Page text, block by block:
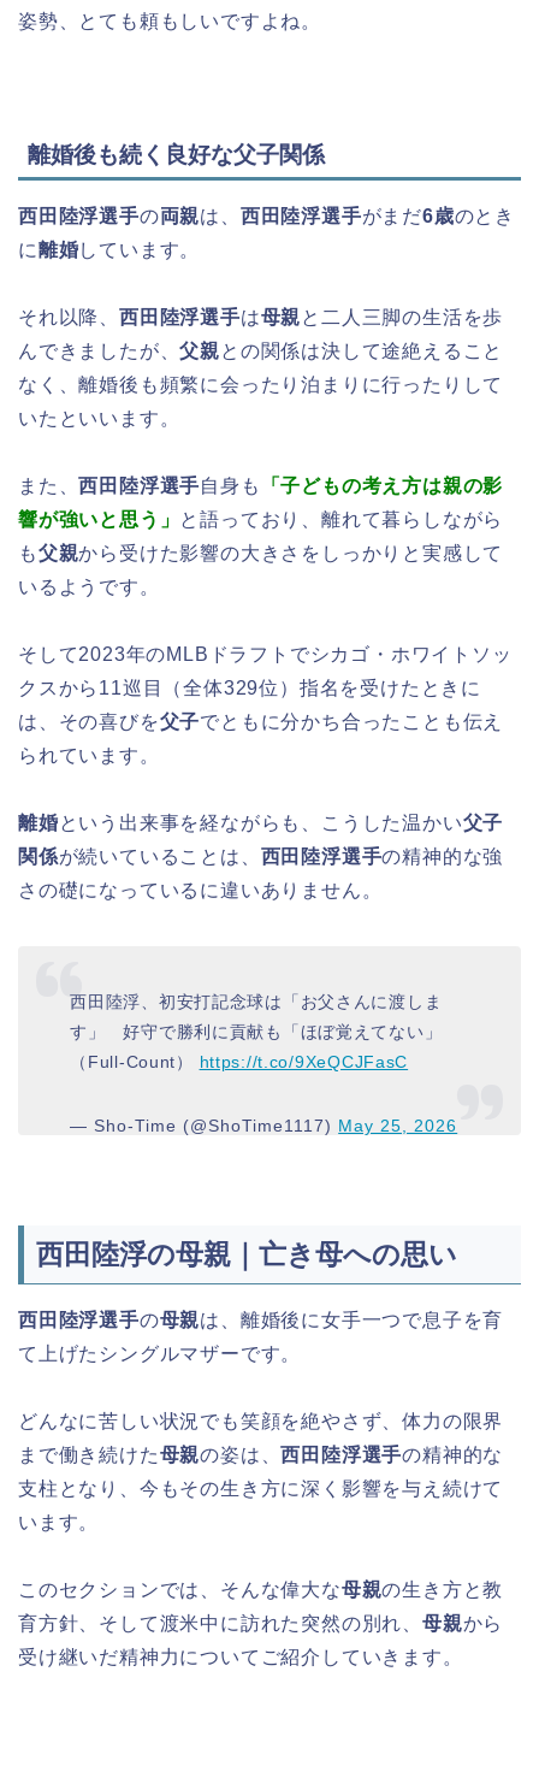
姿勢、とても頼もしいですよね。
離婚後も続く良好な父子関係
西田陸浮選手の両親は、 西田陸浮選手がまだ6歳のとき
に離婚しています。
それ以降、 西田陸浮選手は母親と二人三脚の生活を歩
んできましたが、父親との関係は決して途絶えること
なく、離婚後も頻繁に会ったり泊まりに行ったりして
いたといいます。
また、西田陸浮選手自身も
「子どもの考え方は親の影
響が強いと思う」 と語っており、離れて暮らしながら
も父親から受けた影響の大きさをしっかりと実感して
いるようです。
そして2023年のMLBドラフトでシカゴ・ホワイトソッ
クスから11巡目（全体329位）指名を受けたときに
は、その喜びを父子でともに分かち合ったことも伝え
られています。
離婚という出来事を経ながらも、こうした温かい父子
関係が続いていることは、 西田陸浮選手の精神的な強
さの礎になっているに違いありません。
西田陸浮、初安打記念球は「お父さんに渡しま
す」 好守で勝利に貢献も「ほぼ覚えてない」
（Full-Count） https://t.co/9XeQCJFasC
— Sho-Time (@ShoTime1117) May 25, 2026
西田陸浮の母親｜亡き母への思い
西田陸浮選手の母親は、離婚後に女手一つで息子を育
て上げたシングルマザーです。
どんなに苦しい状況でも笑顔を絶やさず、体力の限界
まで働き続けた母親の姿は、西田陸浮選手の精神的な
支柱となり、今もその生き方に深く影響を与え続けて
います。
このセクションでは、そんな偉大な母親の生き方と教
育方針、そして渡米中に訪れた突然の別れ、 母親から
受け継いだ精神力についてご紹介していきます。